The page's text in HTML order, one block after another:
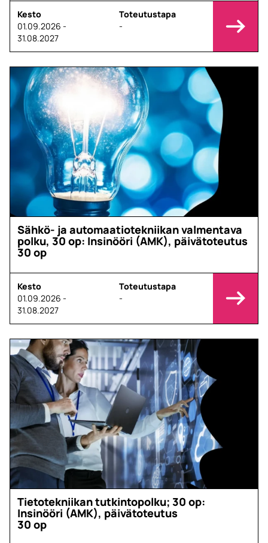
Kesto
01.09.2026 -
31.08.2027
Toteutustapa
-
Sähkö- ja automaatiotekniikan valmentava
polku, 30 op: Insinööri (AMK), päivätoteutus
30 op
Kesto
01.09.2026 -
31.08.2027
Toteutustapa
-
Tietotekniikan tutkintopolku; 30 op:
Insinööri (AMK), päivätoteutus
30 op